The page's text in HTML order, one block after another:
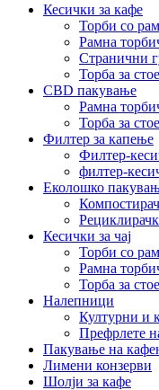
Кесички за кафе
Торби со
Рамна
Странични
Торба за
CBD пакување
Рамна
Торба за
Филтер за капење
Филтер-
филтер-
Еколошко
Кесички за чај
Торби со
Рамна
Торба за
Налепници
Културни и
Префрлете
Пакување на
Лимени конзерви
Шолји за кафе